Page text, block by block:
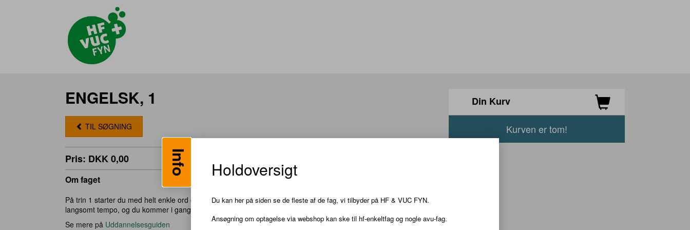
ENGELSK, 1
TIL SØGNING
Pris: DKK 0,00
Om faget
På trin 1 starter du med helt enkle ord og sætninger på engelsk. Du lærer sproget ved at tale med andre i et
langsomt tempo, og du kommer i gang med at læse og skrive ord og udtryk.
Se mere på Uddannelsesguiden
Din Kurv
Kurven er tom!
Info Holdoversigt
Du kan her på siden se de fleste af de fag, vi tilbyder på HF & VUC FYN.
Ansøgning om optagelse via webshop kan ske til hf-enkeltfag og nogle avu-fag.